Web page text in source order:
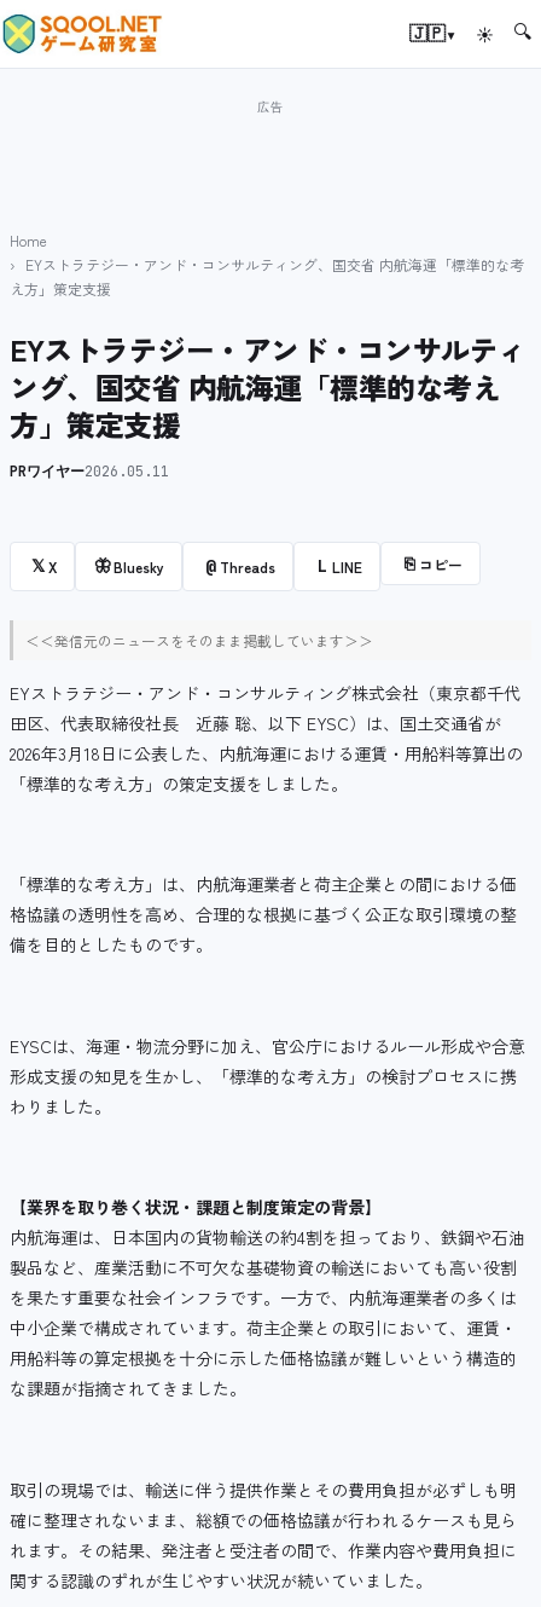
🇯🇵▾ ☀ 🔍
Home
EYストラテジー・アンド・コンサルティング、国交省 内航海運「標準的な考
え方」策定支援
EYストラテジー・アンド・コンサルティ
ング、国交省 内航海運「標準的な考え
方」策定支援
PRワイヤー2026.05.11
𝕏X 🦋Bluesky @ Threads L LINE ⎘ コピー
＜＜発信元のニュースをそのまま掲載しています＞＞
EYストラテジー・アンド・コンサルティング株式会社（東京都千代
田区、代表取締役社長 近藤 聡、以下 EYSC）は、国土交通省が
2026年3月18日に公表した、内航海運における運賃・用船料等算出の
「標準的な考え方」の策定支援をしました。
「標準的な考え方」は、内航海運業者と荷主企業との間における価
格協議の透明性を高め、合理的な根拠に基づく公正な取引環境の整
備を目的としたものです。
EYSCは、海運・物流分野に加え、官公庁におけるルール形成や合意
形成支援の知見を生かし、「標準的な考え方」の検討プロセスに携
わりました。
【業界を取り巻く状況・課題と制度策定の背景】
内航海運は、日本国内の貨物輸送の約4割を担っており、鉄鋼や石油
製品など、産業活動に不可欠な基礎物資の輸送においても高い役割
を果たす重要な社会インフラです。一方で、内航海運業者の多くは
中小企業で構成されています。荷主企業との取引において、運賃・
用船料等の算定根拠を十分に示した価格協議が難しいという構造的
な課題が指摘されてきました。
取引の現場では、輸送に伴う提供作業とその費用負担が必ずしも明
確に整理されないまま、総額での価格協議が行われるケースも見ら
れます。その結果、発注者と受注者の間で、作業内容や費用負担に
関する認識のずれが生じやすい状況が続いていました。